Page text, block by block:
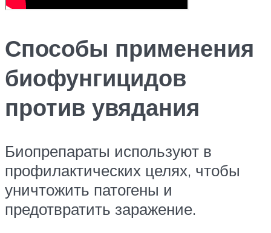
Способы применения
биофунгицидов
против увядания
Биопрепараты используют в
профилактических целях, чтобы
уничтожить патогены и
предотвратить заражение.